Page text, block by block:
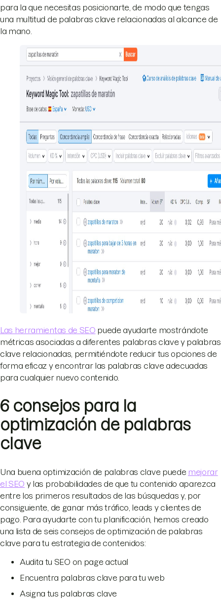
para la que necesitas posicionarte, de modo que tengas
una multitud de palabras clave relacionadas al alcance de
la mano.
Las herramientas de SEO puede ayudarte mostrándote
métricas asociadas a diferentes palabras clave y palabras
clave relacionadas, permitiéndote reducir tus opciones de
forma eficaz y encontrar las palabras clave adecuadas
para cualquier nuevo contenido.
6 consejos para la
optimización de palabras
clave
Una buena optimización de palabras clave puede mejorar
el SEO y las probabilidades de que tu contenido aparezca
entre los primeros resultados de las búsquedas y, por
consiguiente, de ganar más tráfico, leads y clientes de
pago. Para ayudarte con tu planificación, hemos creado
una lista de seis consejos de optimización de palabras
clave para tu estrategia de contenidos:
Audita tu SEO on page actual
Encuentra palabras clave para tu web
Asigna tus palabras clave